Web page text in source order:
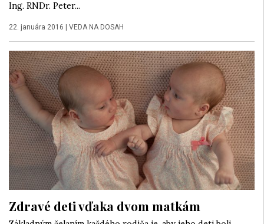
Ing. RNDr. Peter...
22. januára 2016 VEDA NA DOSAH
Zdravé deti vďaka dvom matkám